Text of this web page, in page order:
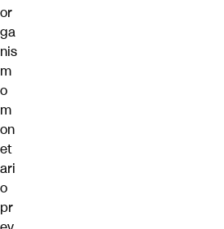
or
ga
nis
m
o
m
on
et
ari
o
pr